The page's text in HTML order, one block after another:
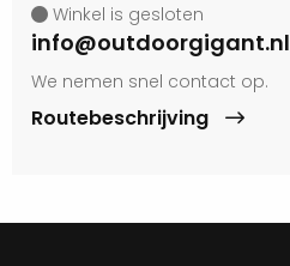
Winkel is gesloten
info@outdoorgigant.nl
We nemen snel contact op.
Routebeschrijving